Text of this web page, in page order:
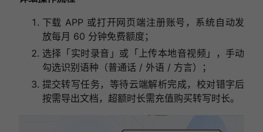
下载 APP 或打开网页端注册账号，系统自动发
放每月 60 分钟免费额度；
选择「实时录音」或「上传本地音视频」，手动
勾选识别语种（普通话 / 外语 / 方言）；
提交转写任务，等待云端解析完成，校对错字后
按需导出文档，超额时长需充值购买转写时长。